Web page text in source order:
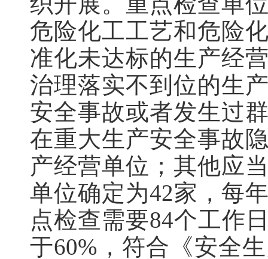
危险化工工艺和危险
准化未达标的生产经
治理落实不到位的生
安全事故或者发生过
在重大生产安全事故
产经营单位；其他应
单位确定为42家，每
点检查需要84个工作
于60%，符合《安全